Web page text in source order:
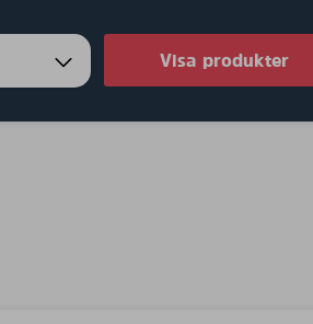
Visa produkter